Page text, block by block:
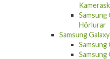
Samsung
Hörlurar
Samsung
Samsung
Samsung